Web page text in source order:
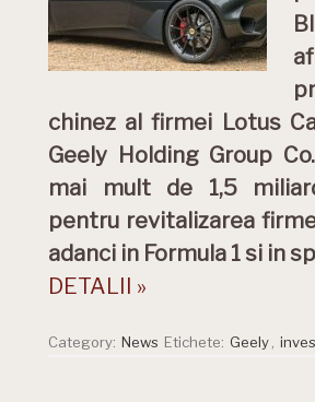
chinez al firmei Lotus
Geely Holding Group
mai mult de 1,5
pentru revitalizarea
adanci in Formula 1 si in
DETALII »
Category: News Etichete: Geely